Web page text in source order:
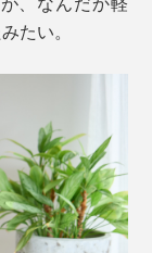
たい。